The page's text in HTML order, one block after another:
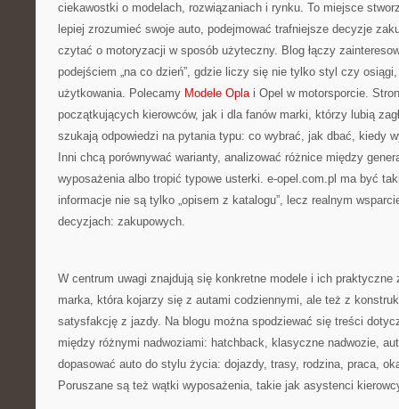
ciekawostki o modelach, rozwiązaniach i rynku. To miejsce
lepiej zrozumieć swoje auto, podejmować trafniejsze decyzje
czytać o motoryzacji w sposób użyteczny. Blog łączy
podejściem „na co dzień”, gdzie liczy się nie tylko styl czy
użytkowania. Polecamy Modele Oplai Opel w motorsporcie.
początkujących kierowców, jak i dla fanów marki, którzy lubią
szukają odpowiedzi na pytania typu: co wybrać, jak dbać, kiedy
Inni chcą porównywać warianty, analizować różnice między
wyposażenia albo tropić typowe usterki. e-opel.com.pl ma być
informacje nie są tylko „opisem z katalogu”, lecz realnym
decyzjach: zakupowych.
W centrum uwagi znajdują się konkretne modele i ich praktyczne
marka, która kojarzy się z autami codziennymi, ale też z
satysfakcję z jazdy. Na blogu można spodziewać się treści
między różnymi nadwoziami: hatchback, klasyczne nadwozie,
dopasować auto do stylu życia: dojazdy, trasy, rodzina, praca,
Poruszane są też wątki wyposażenia, takie jak asystenci